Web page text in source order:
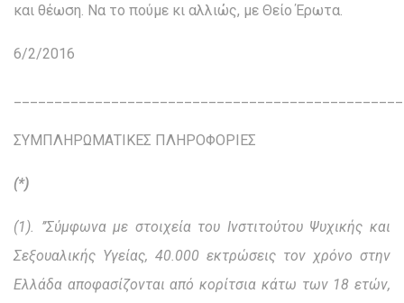
και θέωση. Να το πούμε κι αλλιώς, με Θείο Έρωτα.
6/2/2016
ΣΥΜΠΛΗΡΩΜΑΤΙΚΕΣ ΠΛΗΡΟΦΟΡΙΕΣ
(*)
(1). ’’Σύμφωνα με στοιχεία του Ινστιτούτου Ψυχικής και
Σεξουαλικής Υγείας, 40.000 εκτρώσεις τον χρόνο στην
Ελλάδα αποφασίζονται από κορίτσια κάτω των 18 ετών,